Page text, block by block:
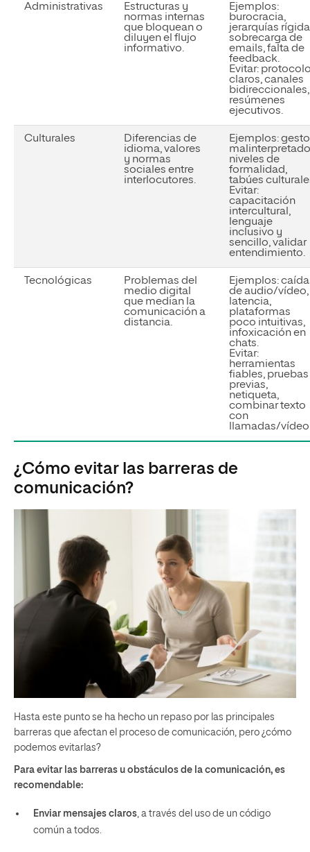
Administrativas
Estructuras y
normas internas
que bloquean o
diluyen el flujo
informativo.
Ejemplos:
burocracia,
jerarquías
sobrecarga de
emails, falta de
feedback.
Evitar:
claros, canales
bidireccionales,
resúmenes
ejecutivos.
Culturales
Diferencias de
idioma, valores
y normas
sociales entre
interlocutores.
Ejemplos:
niveles de
formalidad,
tabúes
Evitar:
capacitación
intercultural,
lenguaje
inclusivo y
sencillo, validar
entendimiento.
Tecnológicas
Problemas del
medio digital
que median la
comunicación a
distancia.
Ejemplos:
de audio/vídeo,
latencia,
plataformas
poco intuitivas,
infoxicación en
chats.
Evitar:
herramientas
fiables, pruebas
previas,
netiqueta,
combinar texto
con
llamadas/
¿Cómo evitar las barreras de
comunicación?
Hasta este punto se ha hecho un repaso por las principales
barreras que afectan el proceso de comunicación, pero ¿cómo
podemos evitarlas?
Para evitar las barreras u obstáculos de la comunicación, es
recomendable:
Enviar mensajes claros, a través del uso de un código
común a todos.